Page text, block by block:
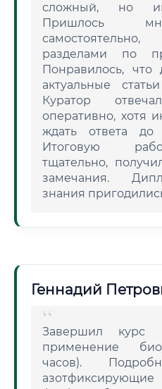
сложный, но
Пришлось
разделами по
Понравилось,
актуальные
Куратор
оперативно, хотя
ждать ответа до
Итоговую
тщательно,
замечания.
знания
Геннадий
Завершил курс
применение
часов).